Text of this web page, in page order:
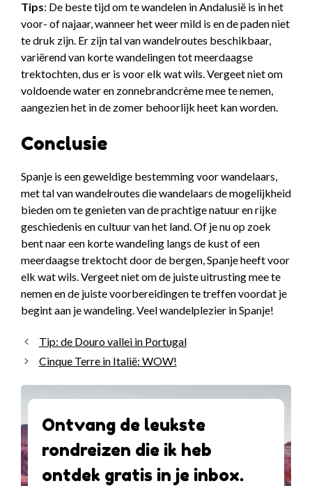
Tips: De beste tijd om te wandelen in Andalusië is in het
voor- of najaar, wanneer het weer mild is en de paden niet
te druk zijn. Er zijn tal van wandelroutes beschikbaar,
variërend van korte wandelingen tot meerdaagse
trektochten, dus er is voor elk wat wils. Vergeet niet om
voldoende water en zonnebrandcrème mee te nemen,
aangezien het in de zomer behoorlijk heet kan worden.
Conclusie
Spanje is een geweldige bestemming voor wandelaars,
met tal van wandelroutes die wandelaars de mogelijkheid
bieden om te genieten van de prachtige natuur en rijke
geschiedenis en cultuur van het land. Of je nu op zoek
bent naar een korte wandeling langs de kust of een
meerdaagse trektocht door de bergen, Spanje heeft voor
elk wat wils. Vergeet niet om de juiste uitrusting mee te
nemen en de juiste voorbereidingen te treffen voordat je
begint aan je wandeling. Veel wandelplezier in Spanje!
Tip: de Douro vallei in Portugal
Cinque Terre in Italië: WOW!
Ontvang de leukste
rondreizen die ik heb
ontdek gratis in je inbox.